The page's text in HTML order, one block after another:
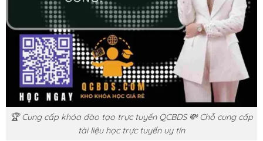
🏆 Cung cấp khóa đào tạo trực tuyến QCBDS 💸 Chỗ cung cấp
tài liệu học trực tuyến uy tín